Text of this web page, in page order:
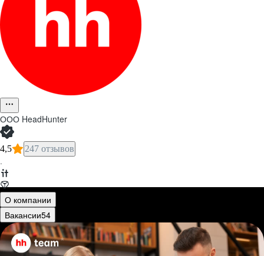
ООО HeadHunter
4,5 247 отзывов
·
О компании
Вакансии54